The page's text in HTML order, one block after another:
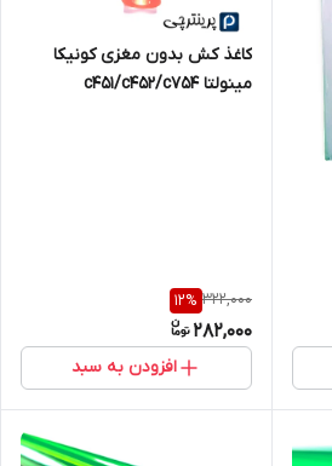
کاغذ کش بدون مغزی کونیکا
مینولتا c451/c452/c754
322,000
12%
282,000
افزودن به سبد